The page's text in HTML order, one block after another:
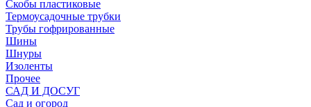
Скобы пластиковые
Термоусадочные трубки
Трубы гофрированные
Шины
Шнуры
Изоленты
Прочее
САД И ДОСУГ
Сад и огород